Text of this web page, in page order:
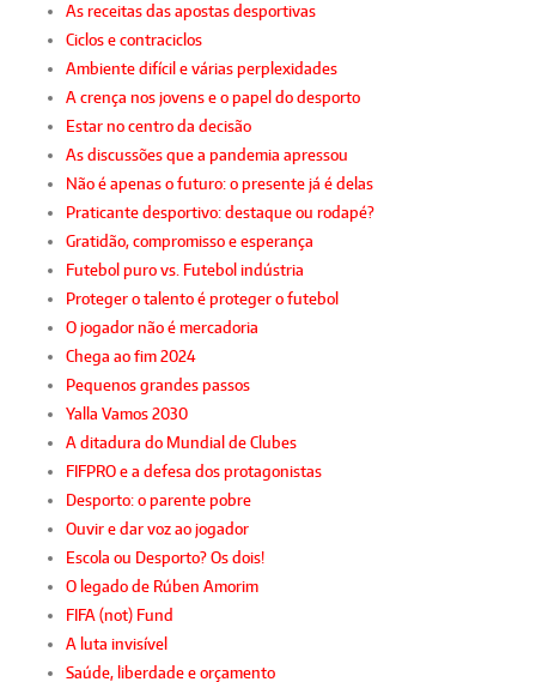
As receitas das apostas desportivas
Ciclos e contraciclos
Ambiente difícil e várias perplexidades
A crença nos jovens e o papel do desporto
Estar no centro da decisão
As discussões que a pandemia apressou
Não é apenas o futuro: o presente já é delas
Praticante desportivo: destaque ou rodapé?
Gratidão, compromisso e esperança
Futebol puro vs. Futebol indústria
Proteger o talento é proteger o futebol
O jogador não é mercadoria
Chega ao fim 2024
Pequenos grandes passos
Yalla Vamos 2030
A ditadura do Mundial de Clubes
FIFPRO e a defesa dos protagonistas
Desporto: o parente pobre
Ouvir e dar voz ao jogador
Escola ou Desporto? Os dois!
O legado de Rúben Amorim
FIFA (not) Fund
A luta invisível
Saúde, liberdade e orçamento